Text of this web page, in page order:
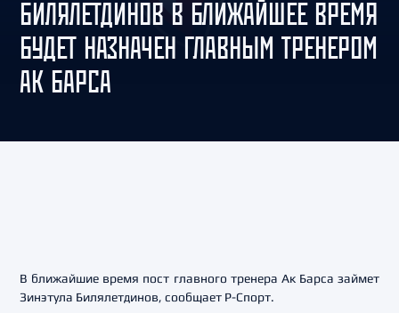
БИЛЯЛЕТДИНОВ В БЛИЖАЙШЕЕ ВРЕМЯ
БУДЕТ НАЗНАЧЕН ГЛАВНЫМ ТРЕНЕРОМ
АК БАРСА
В ближайшие время пост главного тренера Ак Барса займет
Зинэтула Билялетдинов, сообщает Р-Спорт.